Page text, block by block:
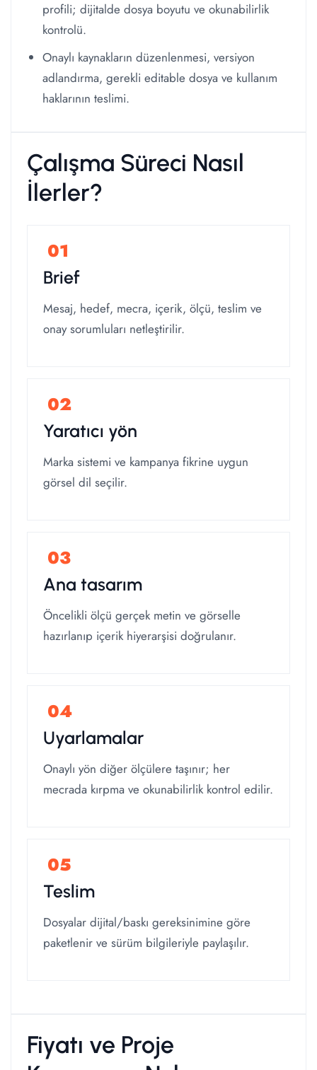
profili; dijitalde dosya boyutu ve okunabilirlik
kontrolü.
Onaylı kaynakların düzenlenmesi, versiyon
adlandırma, gerekli editable dosya ve kullanım
haklarının teslimi.
Çalışma Süreci Nasıl
İlerler?
Brief
Mesaj, hedef, mecra, içerik, ölçü, teslim ve
onay sorumluları netleştirilir.
Yaratıcı yön
Marka sistemi ve kampanya fikrine uygun
görsel dil seçilir.
Ana tasarım
Öncelikli ölçü gerçek metin ve görselle
hazırlanıp içerik hiyerarşisi doğrulanır.
Uyarlamalar
Onaylı yön diğer ölçülere taşınır; her
mecrada kırpma ve okunabilirlik kontrol edilir.
Teslim
Dosyalar dijital/baskı gereksinimine göre
paketlenir ve sürüm bilgileriyle paylaşılır.
Fiyatı ve Proje